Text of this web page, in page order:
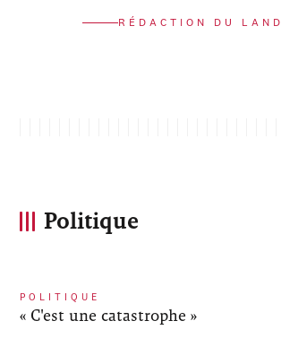
RÉDACTION DU LAND
Politique
POLITIQUE
« C'est une catastrophe »